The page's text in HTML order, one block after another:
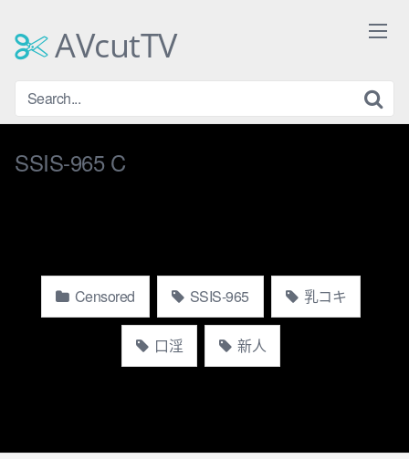
contentAVcutTV
SSIS-965 C
Censored SSIS-965 乳コキ
口淫 新人